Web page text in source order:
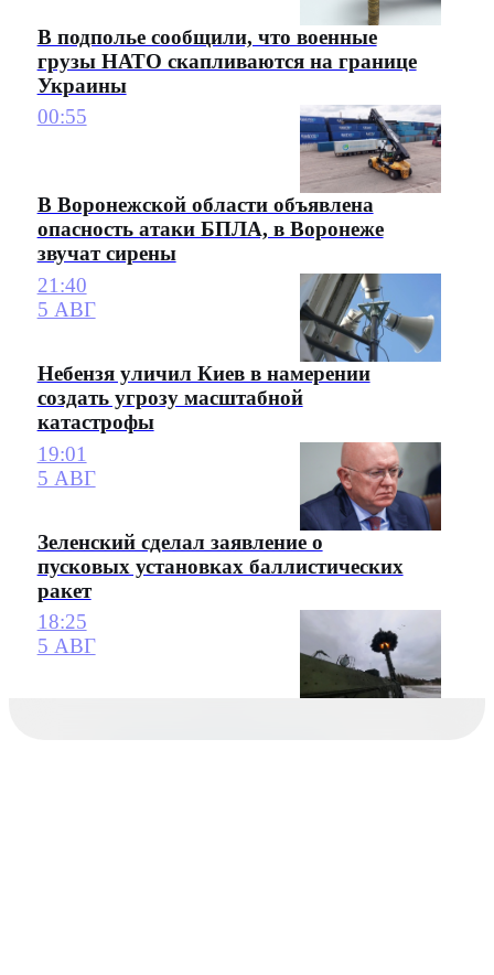
В подполье сообщили, что военные
грузы НАТО скапливаются на границе
Украины
00:55
В Воронежской области объявлена
опасность атаки БПЛА, в Воронеже
звучат сирены
21:40
5 АВГ
Небензя уличил Киев в намерении
создать угрозу масштабной
катастрофы
19:01
5 АВГ
Зеленский сделал заявление о
пусковых установках баллистических
ракет
18:25
5 АВГ